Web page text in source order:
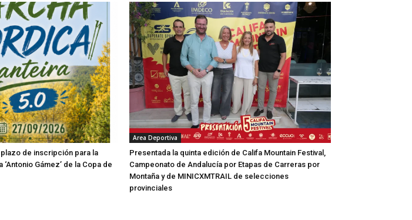
de inscripción para la
Gámez’ de la Copa de
Area Deportiva
Presentada la quinta edición de Califa Mountain Festival,
Campeonato de Andalucía por Etapas de Carreras por
Montaña y de MINICXMTRAIL de selecciones
provinciales